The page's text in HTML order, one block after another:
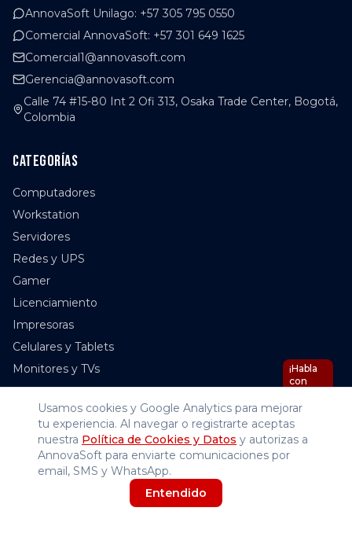
AnnovaSoft Unilago: +57 305 795 0550
Comercial AnnovaSoft: +57 301 649 1625
Comercial1@annovasoft.com
Gerencia@annovasoft.com
Calle 74 #15-80 Int 2 Ofi 313, Osaka Trade Center, Bogotá,
Colombia
Categorías
Computadores
Workstation
Servidores
Redes y UPS
Gamer
Licenciamiento
Impresoras
Celulares y Tablets
Monitores y TVs
Empresa
Inicio
Tienda
¡Habla
con
IA!
Usamos cookies y Google Analytics para mejorar
tu experiencia. Al navegar o registrarte aceptas
nuestra Política de Cookies y Datos y autorizas a
AnnovaSoft para enviarte comunicaciones por
email, SMS y WhatsApp.
Entendido